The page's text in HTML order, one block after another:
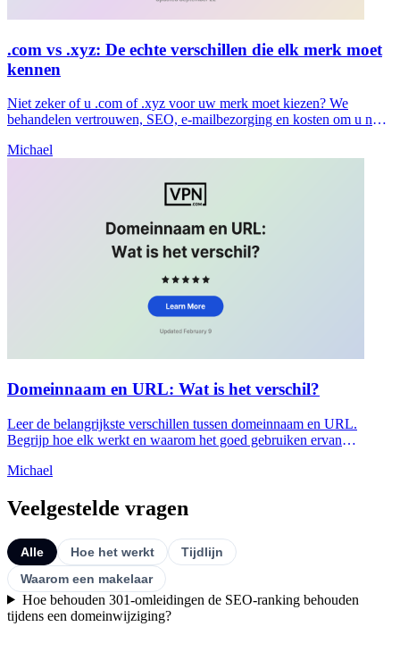
.com vs .xyz: De echte verschillen die elk merk moet
kennen
Niet zeker of u .com of .xyz voor uw merk moet kiezen? We
behandelen vertrouwen, SEO, e-mailbezorging en kosten om u nu
Michael
Domeinnaam en URL: Wat is het verschil?
Leer de belangrijkste verschillen tussen domeinnaam en URL.
Begrijp hoe elk werkt en waarom het goed gebruiken ervan
Michael
Veelgestelde vragen
Alle Hoe het werkt
Tijdlijn
Waarom een makelaar
Hoe behouden 301-omleidingen de SEO-ranking behouden
tijdens een domeinwijziging?